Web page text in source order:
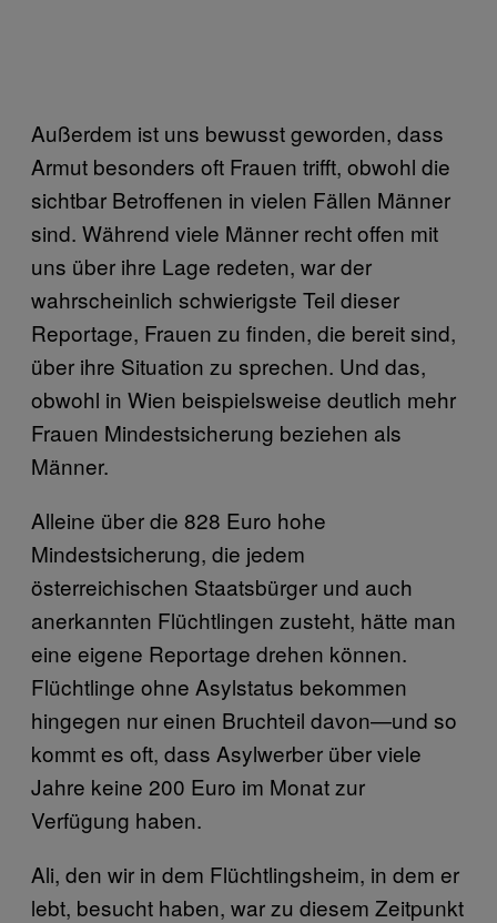
Außerdem ist uns bewusst geworden, dass
Armut besonders oft Frauen trifft, obwohl die
sichtbar Betroffenen in vielen Fällen Männer
sind. Während viele Männer recht offen mit
uns über ihre Lage redeten, war der
wahrscheinlich schwierigste Teil dieser
Reportage, Frauen zu finden, die bereit sind,
über ihre Situation zu sprechen. Und das,
obwohl in Wien beispielsweise deutlich mehr
Frauen Mindestsicherung beziehen als
Männer.
Alleine über die 828 Euro hohe
Mindestsicherung, die jedem
österreichischen Staatsbürger und auch
anerkannten Flüchtlingen zusteht, hätte man
eine eigene Reportage drehen können.
Flüchtlinge ohne Asylstatus bekommen
hingegen nur einen Bruchteil davon—und so
kommt es oft, dass Asylwerber über viele
Jahre keine 200 Euro im Monat zur
Verfügung haben.
Ali, den wir in dem Flüchtlingsheim, in dem er
lebt, besucht haben, war zu diesem Zeitpunkt